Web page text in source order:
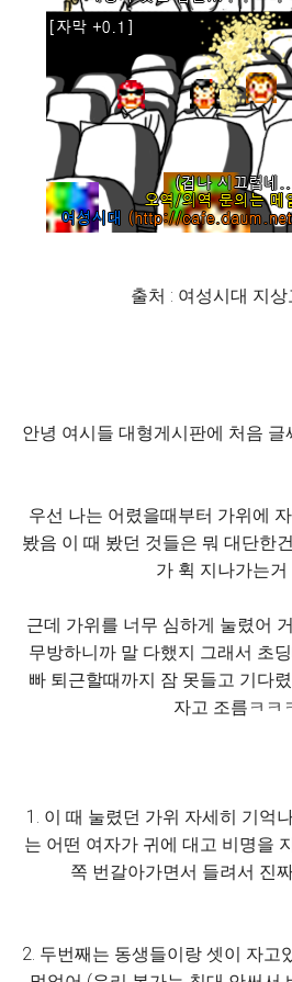
출처 : 여성시대 지
안녕 여시들 대형게시판에 처음
우선 나는 어렸을때부터 가위에
봤음 이 때 봤던 것들은 뭐 대단한
가 휙 지나가는거
근데 가위를 너무 심하게 눌렸어
무방하니까 말 다했지 그래서 초
빠 퇴근할때까지 잠 못들고 기다
자고 조름ㅋㅋ
1. 이 때 눌렸던 가위 자세히 기억
는 어떤 여자가 귀에 대고 비명을
쪽 번갈아가면서 들려서 진
2. 두번째는 동생들이랑 셋이 자고